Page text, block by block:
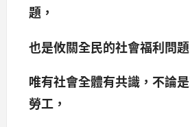
題，
也是攸關全民的社會福利問題
唯有社會全體有共識，不論
勞工，